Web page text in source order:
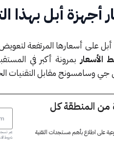
أجهزة أبل بهذا
على أسعارها المرتفعة
الأسعار بمرونة أكبر في
جي وسامسونج مقابل التقنيات
من المنطقة كل
على اطلاع بأهم مستجدات التقنية
شروط